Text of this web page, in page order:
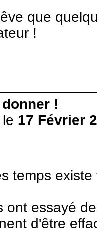
que
!
!
le 17 Février
temps
ont essayé
d'être